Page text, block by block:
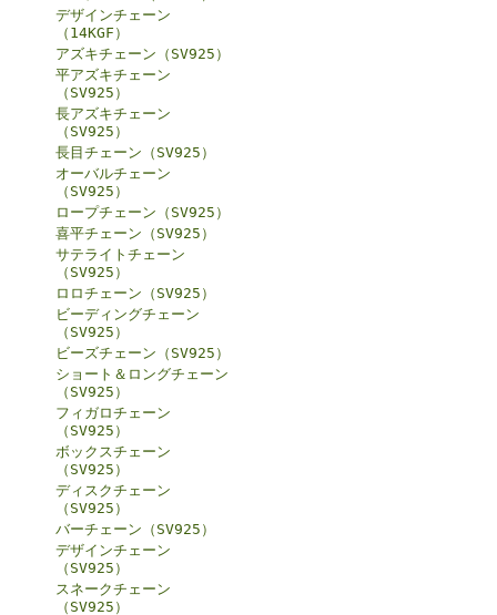
デザインチェーン
（14KGF）
アズキチェーン（SV925）
平アズキチェーン
（SV925）
長アズキチェーン
（SV925）
長目チェーン（SV925）
オーバルチェーン
（SV925）
ロープチェーン（SV925）
喜平チェーン（SV925）
サテライトチェーン
（SV925）
ロロチェーン（SV925）
ビーディングチェーン
（SV925）
ビーズチェーン（SV925）
ショート＆ロングチェーン
（SV925）
フィガロチェーン
（SV925）
ボックスチェーン
（SV925）
ディスクチェーン
（SV925）
バーチェーン（SV925）
デザインチェーン
（SV925）
スネークチェーン
（SV925）